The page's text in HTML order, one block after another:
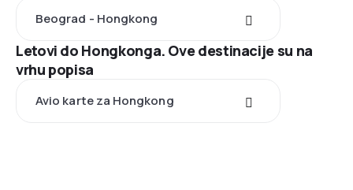
Beograd - Hongkong
Letovi do Hongkonga. Ove destinacije su na
vrhu popisa
Avio karte za Hongkong